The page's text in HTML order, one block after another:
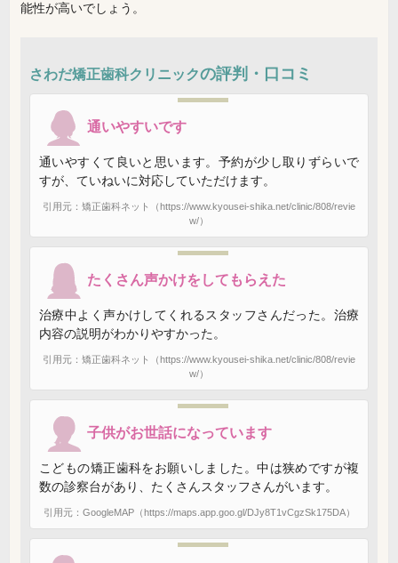
能性が高いでしょう。
さわだ矯正歯科クリニックの評判・口コミ
通いやすいです
通いやすくて良いと思います。予約が少し取りずらいで
すが、ていねいに対応していただけます。
引用元：矯正歯科ネット（https://www.kyousei-shika.net/clinic/808/revie
w/）
たくさん声かけをしてもらえた
治療中よく声かけしてくれるスタッフさんだった。治療
内容の説明がわかりやすかった。
引用元：矯正歯科ネット（https://www.kyousei-shika.net/clinic/808/revie
w/）
子供がお世話になっています
こどもの矯正歯科をお願いしました。中は狭めですが複
数の診察台があり、たくさんスタッフさんがいます。
引用元：GoogleMAP（https://maps.app.goo.gl/DJy8T1vCgzSk175DA）